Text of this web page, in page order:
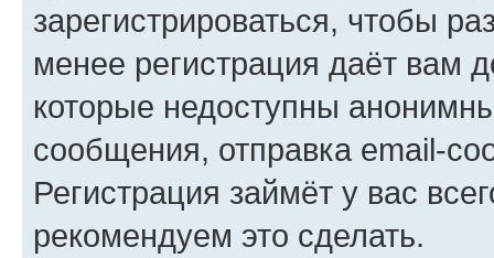
зарегистрироваться, чтобы
менее регистрация даёт вам
которые недоступны
сообщения, отправка email-
Регистрация займёт у вас
рекомендуем это сделать.